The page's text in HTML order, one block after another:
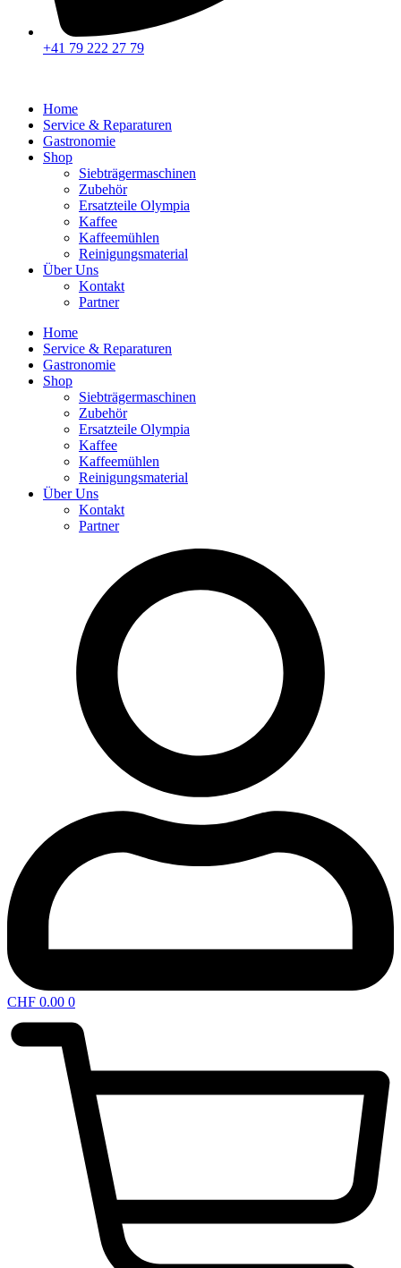
+41 79 222 27 79
Home
Service & Reparaturen
Gastronomie
Shop
Siebträgermaschinen
Zubehör
Ersatzteile Olympia
Kaffee
Kaffeemühlen
Reinigungsmaterial
Über Uns
Kontakt
Partner
Home
Service & Reparaturen
Gastronomie
Shop
Siebträgermaschinen
Zubehör
Ersatzteile Olympia
Kaffee
Kaffeemühlen
Reinigungsmaterial
Über Uns
Kontakt
Partner
CHF 0.00 0